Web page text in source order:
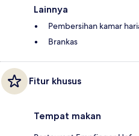
Lainnya
Pembersihan kamar
Brankas
Fitur khusus
Tempat makan